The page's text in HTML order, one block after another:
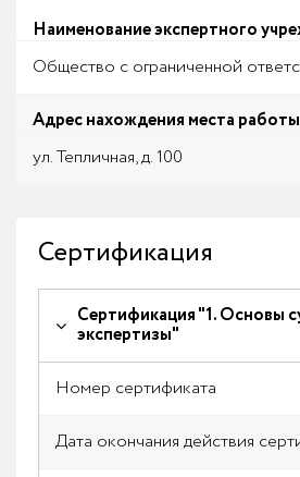
Наименование экспертного
Общество с ограниченной
Адрес нахождения места работы
ул. Тепличная, д. 100
Сертификация
Сертификация "1. Основы
экспертизы"
Номер сертификата
Дата окончания действия